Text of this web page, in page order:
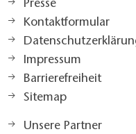
Presse
Kontaktformular
Impressum
Barrierefreiheit
Sitemap
Unsere Partner